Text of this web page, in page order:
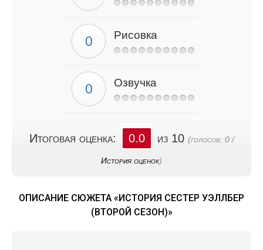
Рисовка
Озвучка
Итоговая оценка: 0.0 из 10 (голосов: 0/
История оценок)
ОПИСАНИЕ СЮЖЕТА «ИСТОРИЯ СЕСТЕР УЭЛЛБЕР
(ВТОРОЙ СЕЗОН)»